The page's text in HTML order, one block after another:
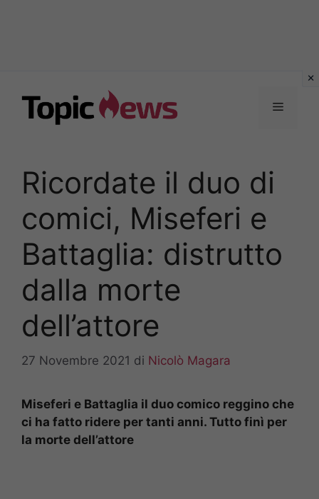
contenuto
Menu
Ricordate il duo di
comici, Miseferi e
Battaglia: distrutto
dalla morte
dell’attore
27 Novembre 2021 di Nicolò Magara
Miseferi e Battaglia il duo comico reggino che
ci ha fatto ridere per tanti anni. Tutto finì per
la morte dell’attore